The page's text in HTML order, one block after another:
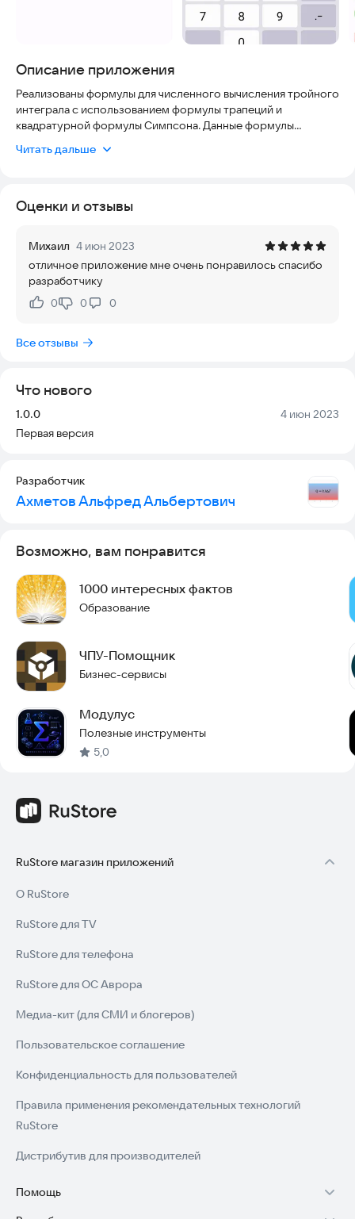
Описание приложения
Реализованы формулы для численного вычисления тройного
интеграла с использованием формулы трапеций и
квадратурной формулы Симпсона. Данные формулы
Читать дальше
Оценки и отзывы
Михаил 4 июн 2023
отличное приложение мне очень понравилось спасибо
разработчику
Нравится:
0Не нравится:
0 0
Все отзывы
Что нового
Версия:
1.0.0 Дата:
4 июн 2023
Первая версия
Разработчик
Ахметов Альфред Альбертович
Возможно, вам понравится
1000 интересных фактов
Образование
ЧПУ-Помощник
Бизнес-сервисы
Модулус
Полезные инструменты
5,0
RuStore магазин приложений
О RuStore
RuStore для TV
RuStore для телефона
RuStore для ОС Аврора
Медиа-кит (для СМИ и блогеров)
Пользовательское соглашение
Конфиденциальность для пользователей
Правила применения рекомендательных технологий
RuStore
Дистрибутив для производителей
Помощь